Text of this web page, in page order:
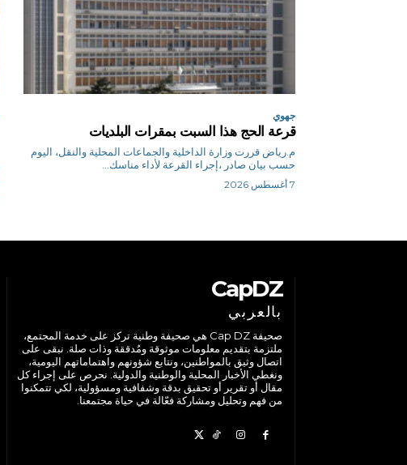
جهوي
قرعة الحج هذا السبت بمقرات البلديات
م.رياض قررت وزارة الداخلية والجماعات المحلية والنقل، اليوم
حسب بيان صادر ،إجراء القرعة لأداء مناسك...
7 أغسطس 2026
CapDZ
بالعربي
صحيفة Cap DZ هي صحيفة وطنية تركز على خدمة المجتمع،
ملتزمة بتقديم معلومات موثوقة ومُدققة وذات صلة. نبقى على
اتصال وثيق بالمواطنين، ونتابع شؤونهم واهتماماتهم اليومية،
ونغطي الأخبار المحلية والوطنية والدولية. نحرص على إجراء كل
مقال أو تقرير أو تحقيق بدقة وشفافية ومسؤولية، لكي تتمكنوا
من فهم وتحليل ومشاركة فعّالة في حياة مجتمعنا.